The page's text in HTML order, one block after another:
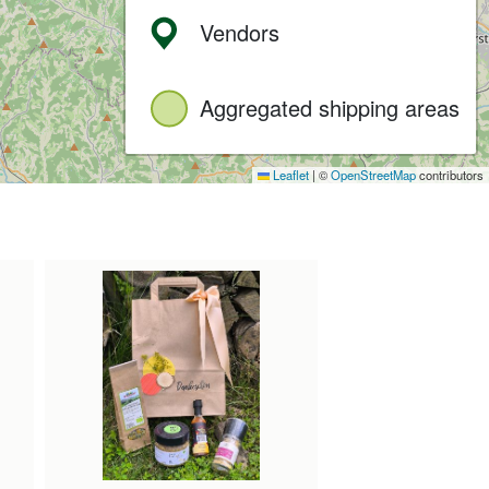
Vendors
Aggregated shipping areas
Leaflet | ©OpenStreetMapcontributors